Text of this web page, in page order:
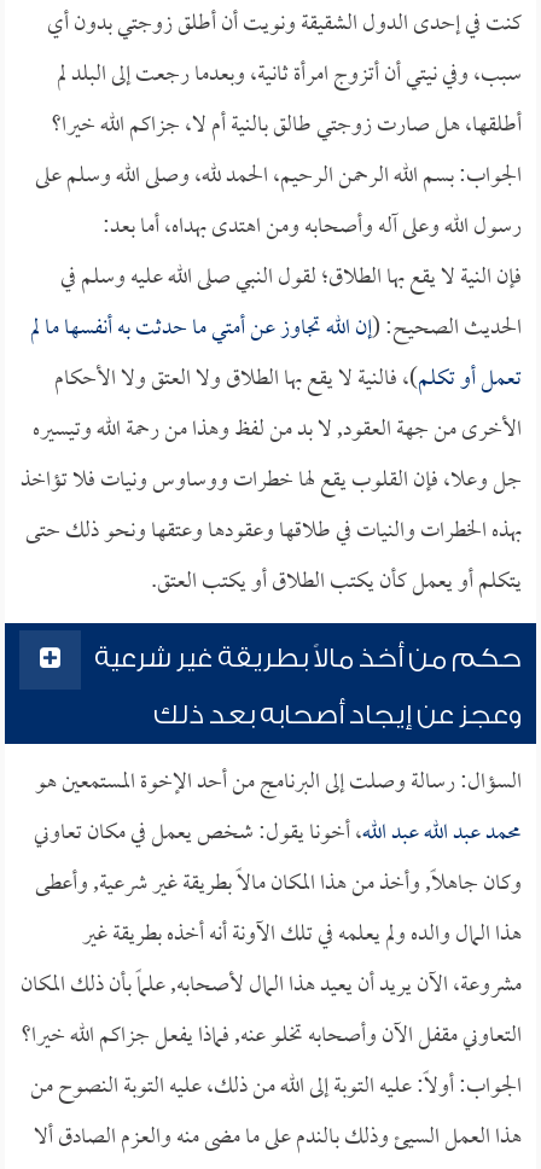
كنت في إحدى الدول الشقيقة ونويت أن أطلق زوجتي بدون أي
سبب، وفي نيتي أن أتزوج امرأة ثانية، وبعدما رجعت إلى البلد لم
أطلقها، هل صارت زوجتي طالق بالنية أم لا، جزاكم الله خيرا؟
الجواب: بسم الله الرحمن الرحيم، الحمد لله، وصلى الله وسلم على
رسول الله وعلى آله وأصحابه ومن اهتدى بهداه، أما بعد:
فإن النية لا يقع بها الطلاق؛ لقول النبي صلى الله عليه وسلم في
الحديث الصحيح: (إن الله تجاوز عن أمتي ما حدثت به أنفسها ما لم
تعمل أو تكلم)، فالنية لا يقع بها الطلاق ولا العتق ولا الأحكام
الأخرى من جهة العقود, لا بد من لفظ وهذا من رحمة الله وتيسيره
جل وعلا، فإن القلوب يقع لها خطرات ووساوس ونيات فلا تؤاخذ
بهذه الخطرات والنيات في طلاقها وعقودها وعتقها ونحو ذلك حتى
يتكلم أو يعمل كأن يكتب الطلاق أو يكتب العتق.
حكم من أخذ مالاً بطريقة غير شرعية
وعجز عن إيجاد أصحابه بعد ذلك
السؤال: رسالة وصلت إلى البرنامج من أحد الإخوة المستمعين هو
محمد عبد الله عبد الله، أخونا يقول: شخص يعمل في مكان تعاوني
وكان جاهلاً, وأخذ من هذا المكان مالاً بطريقة غير شرعية, وأعطى
هذا المال والده ولم يعلمه في تلك الآونة أنه أخذه بطريقة غير
مشروعة، الآن يريد أن يعيد هذا المال لأصحابه, علماً بأن ذلك المكان
التعاوني مقفل الآن وأصحابه تخلو عنه, فماذا يفعل جزاكم الله خيرا؟
الجواب: أولاً: عليه التوبة إلى الله من ذلك، عليه التوبة النصوح من
هذا العمل السيئ وذلك بالندم على ما مضى منه والعزم الصادق ألا